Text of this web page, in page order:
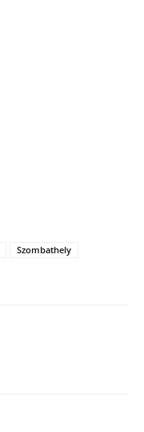
Szombathely